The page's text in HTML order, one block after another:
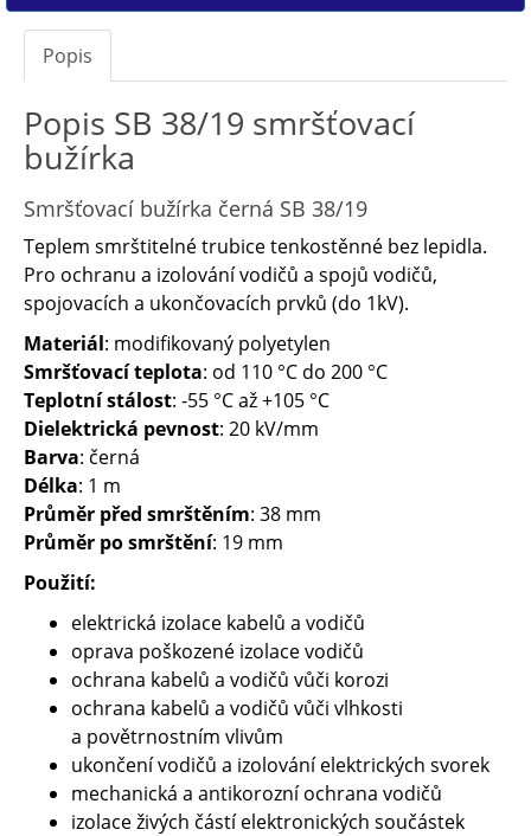
Popis
Popis SB 38/19 smršťovací
bužírka
Smršťovací bužírka černá SB 38/19
Teplem smrštitelné trubice tenkostěnné bez lepidla.
Pro ochranu a izolování vodičů a spojů vodičů,
spojovacích a ukončovacích prvků (do 1kV).
Materiál: modifikovaný polyetylen
Smršťovací teplota: od 110 °C do 200 °C
Teplotní stálost: -55 °C až +105 °C
Dielektrická pevnost: 20 kV/mm
Barva: černá
Délka: 1 m
Průměr před smrštěním: 38 mm
Průměr po smrštění: 19 mm
Použití:
elektrická izolace kabelů a vodičů
oprava poškozené izolace vodičů
ochrana kabelů a vodičů vůči korozi
ochrana kabelů a vodičů vůči vlhkosti
a povětrnostním vlivům
ukončení vodičů a izolování elektrických svorek
mechanická a antikorozní ochrana vodičů
izolace živých částí elektronických součástek